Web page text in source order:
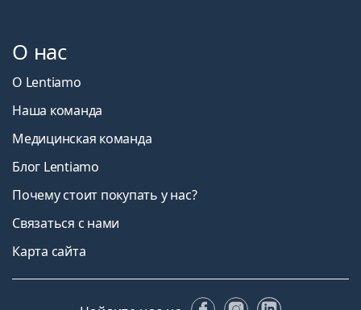
О нас
О Lentiamo
Наша команда
Медицинская команда
Блог Lentiamo
Почему стоит покупать у нас?
Связаться с нами
Карта сайта
FacebookInstagram
LinkedIn